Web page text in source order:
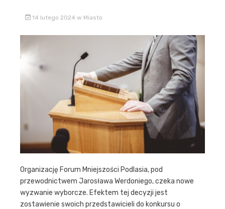
14 lutego 2024 w Miasto
Organizację Forum Mniejszości Podlasia, pod
przewodnictwem Jarosława Werdoniego, czeka nowe
wyzwanie wyborcze. Efektem tej decyzji jest
zostawienie swoich przedstawicieli do konkursu o